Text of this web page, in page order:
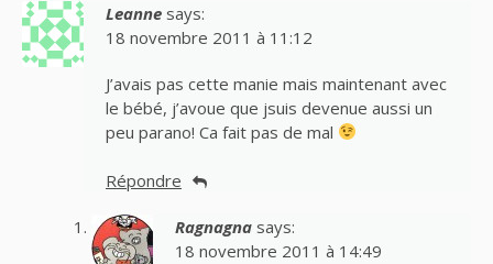
Leanne says:
18 novembre 2011 à 11:12
J’avais pas cette manie mais maintenant avec
le bébé, j’avoue que jsuis devenue aussi un
peu parano! Ca fait pas de mal
Répondre
Ragnagna says:
18 novembre 2011 à 14:49